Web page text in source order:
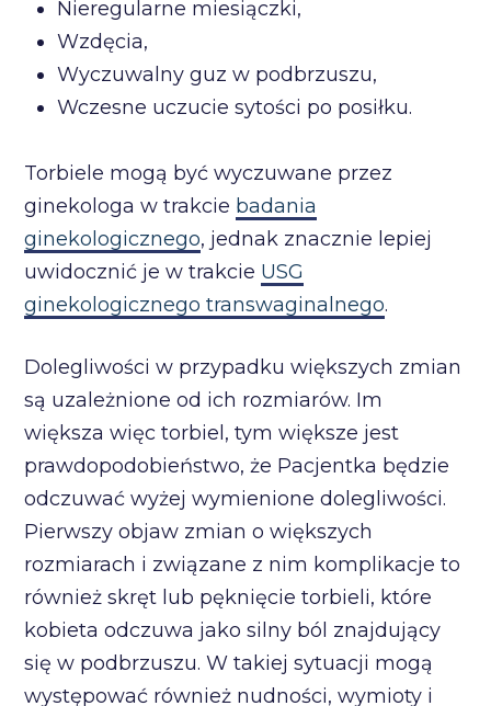
Nieregularne miesiączki,
Wzdęcia,
Wyczuwalny guz w podbrzuszu,
Wczesne uczucie sytości po posiłku.
Torbiele mogą być wyczuwane przez
ginekologa w trakcie badania
ginekologicznego, jednak znacznie lepiej
uwidocznić je w trakcie USG
ginekologicznego transwaginalnego.
Dolegliwości w przypadku większych zmian
są uzależnione od ich rozmiarów. Im
większa więc torbiel, tym większe jest
prawdopodobieństwo, że Pacjentka będzie
odczuwać wyżej wymienione dolegliwości.
Pierwszy objaw zmian o większych
rozmiarach i związane z nim komplikacje to
również skręt lub pęknięcie torbieli, które
kobieta odczuwa jako silny ból znajdujący
się w podbrzuszu. W takiej sytuacji mogą
występować również nudności, wymioty i